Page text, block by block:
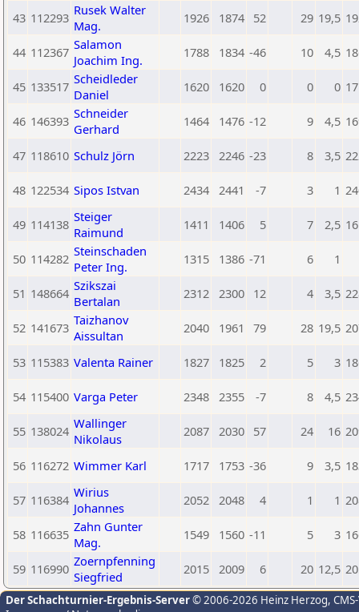
43 112293 Rusek Walter
Mag.
1926 1874 52 29 19,5
44 112367 Salamon
Joachim Ing.
1788 1834 -46 10 4,5
45 133517 Scheidleder
Daniel
1620 1620 0 0 0
46 146393 Schneider
Gerhard
1464 1476 -12 9 4,5
47 118610 Schulz Jörn 2223 2246 -23 8 3,5
48 122534 Sipos Istvan 2434 2441 -7 3 1
49 114138 Steiger
Raimund
1411 1406 5 7 2,5
50 114282 Steinschaden
Peter Ing.
1315 1386 -71 6 1
51 148664 Szikszai
Bertalan
2312 2300 12 4 3,5
52 141673 Taizhanov
Aissultan
2040 1961 79 28 19,5
53 115383 Valenta Rainer 1827 1825 2 5 3
54 115400 Varga Peter 2348 2355 -7 8 4,5
55 138024 Wallinger
Nikolaus
2087 2030 57 24 16
56 116272 Wimmer Karl 1717 1753 -36 9 3,5
57 116384 Wirius
Johannes
2052 2048 4 1 1
58 116635 Zahn Gunter
Mag.
1549 1560 -11 5 3
59 116990 Zoernpfenning
Siegfried
2015 2009 6 20 12,5
Der Schachturnier-Ergebnis-Server© 2006-2026 Heinz Herzog,